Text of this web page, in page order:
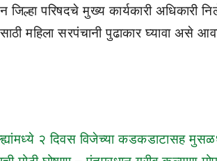
जिल्हा परिषदचे मुख्य कार्यकारी
महिला सरपंचानी पुढाकार घ्यावा असे
२ दिवस विजेच्या कडकडाटासह